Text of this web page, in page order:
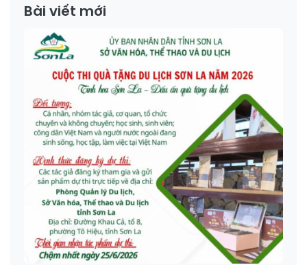
Bài viết mới